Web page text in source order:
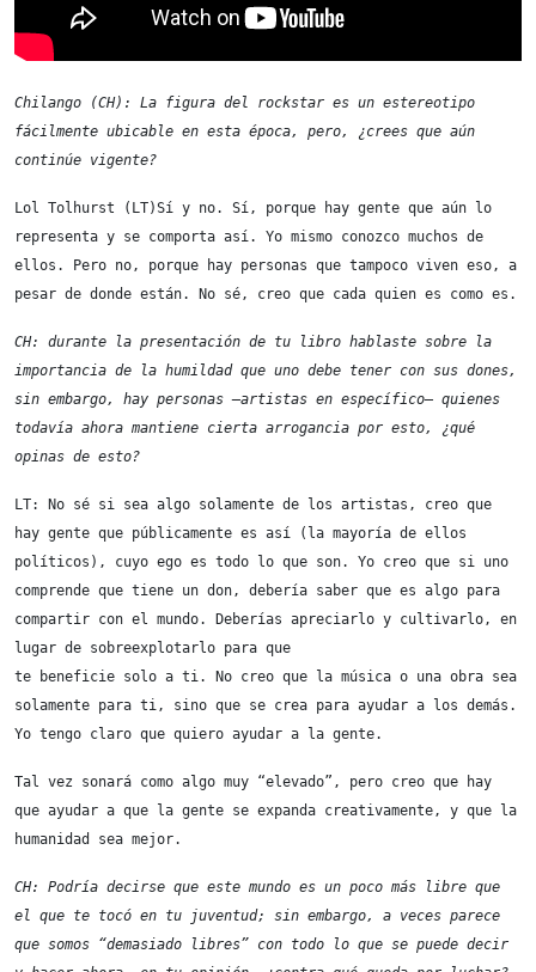
Chilango (CH): La figura del rockstar es un estereotipo
fácilmente ubicable en esta época, pero, ¿crees que aún
continúe vigente?
Lol Tolhurst (LT)Sí y no. Sí, porque hay gente que aún lo
representa y se comporta así. Yo mismo conozco muchos de
ellos. Pero no, porque hay personas que tampoco viven eso, a
pesar de donde están. No sé, creo que cada quien es como es.
CH: durante la presentación de tu libro hablaste sobre la
importancia de la humildad que uno debe tener con sus dones,
sin embargo, hay personas –artistas en específico– quienes
todavía ahora mantiene cierta arrogancia por esto, ¿qué
opinas de esto?
LT: No sé si sea algo solamente de los artistas, creo que
hay gente que públicamente es así (la mayoría de ellos
políticos), cuyo ego es todo lo que son. Yo creo que si uno
comprende que tiene un don, debería saber que es algo para
compartir con el mundo. Deberías apreciarlo y cultivarlo, en
lugar de sobreexplotarlo para que
te beneficie solo a ti. No creo que la música o una obra sea
solamente para ti, sino que se crea para ayudar a los demás.
Yo tengo claro que quiero ayudar a la gente.
Tal vez sonará como algo muy “elevado”, pero creo que hay
que ayudar a que la gente se expanda creativamente, y que la
humanidad sea mejor.
CH: Podría decirse que este mundo es un poco más libre que
el que te tocó en tu juventud; sin embargo, a veces parece
que somos “demasiado libres” con todo lo que se puede decir